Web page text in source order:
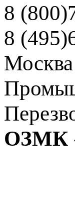
8 (800)
8 (495)
Москва
ОЗМК